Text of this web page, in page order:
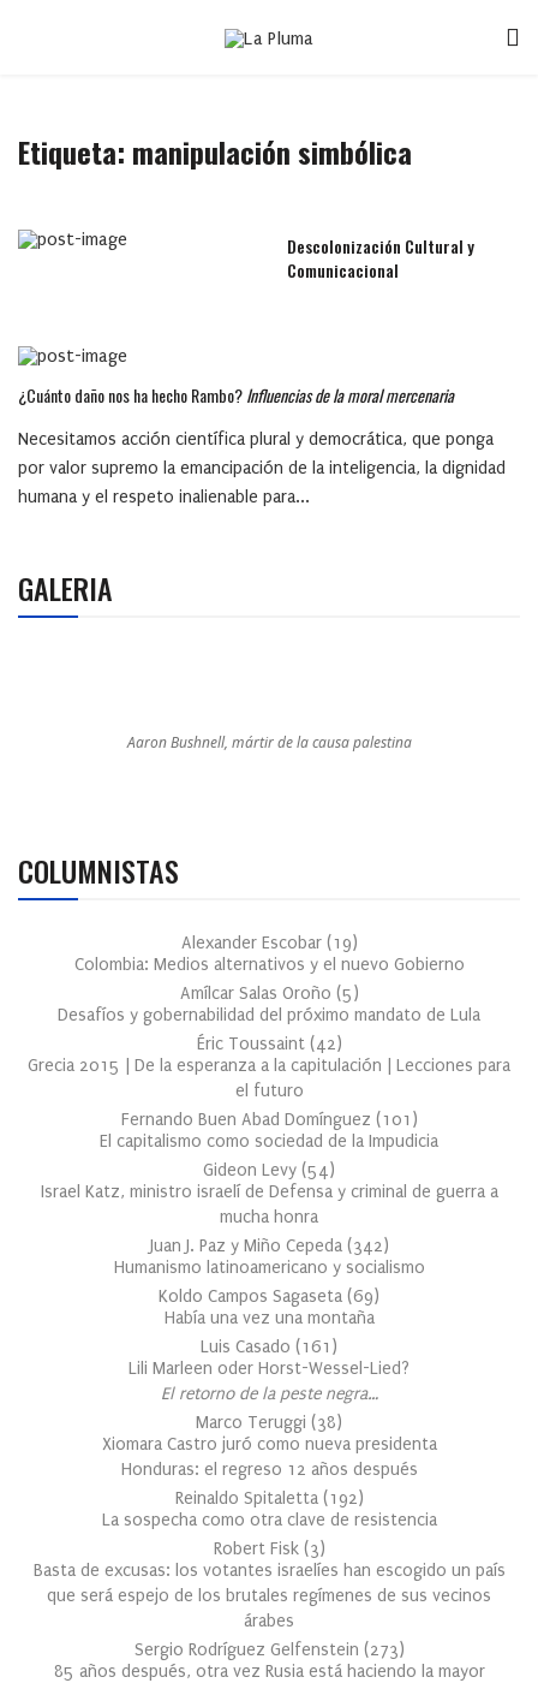
Etiqueta: manipulación simbólica
Descolonización Cultural y
Comunicacional
¿Cuánto daño nos ha hecho Rambo?Influencias de la moral mercenaria
Necesitamos acción científica plural y democrática, que ponga
por valor supremo la emancipación de la inteligencia, la dignidad
humana y el respeto inalienable para...
GALERIA
Aaron Bushnell, mártir de la causa palestina
COLUMNISTAS
Alexander Escobar (19)
Colombia: Medios alternativos y el nuevo Gobierno
Amílcar Salas Oroño (5)
Desafíos y gobernabilidad del próximo mandato de Lula
Éric Toussaint (42)
Grecia 2015 | De la esperanza a la capitulación | Lecciones para
el futuro
Fernando Buen Abad Domínguez (101 )
El capitalismo como sociedad de la Impudicia
Gideon Levy (54)
Israel Katz, ministro israelí de Defensa y criminal de guerra a
mucha honra
Juan J. Paz y Miño Cepeda (342)
Humanismo latinoamericano y socialismo
Koldo Campos Sagaseta (69)
Había una vez una montaña
Luis Casado (161 )
Lili Marleen oder Horst-Wessel-Lied?
El retorno de la peste negra…
Marco Teruggi (38)
Xiomara Castro juró como nueva presidenta
Honduras: el regreso 12 años después
Reinaldo Spitaletta (192)
La sospecha como otra clave de resistencia
Robert Fisk (3)
Basta de excusas: los votantes israelíes han escogido un país
que será espejo de los brutales regímenes de sus vecinos
árabes
Sergio Rodríguez Gelfenstein (273)
85 años después, otra vez Rusia está haciendo la mayor